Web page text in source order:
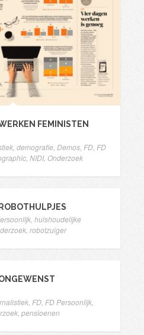
FEMINISTEN
demografie Demos FD FD
NIDI, Onderzoek
huishoudelijke
robotzuiger
FD FD Persoonlijk
pensioenen